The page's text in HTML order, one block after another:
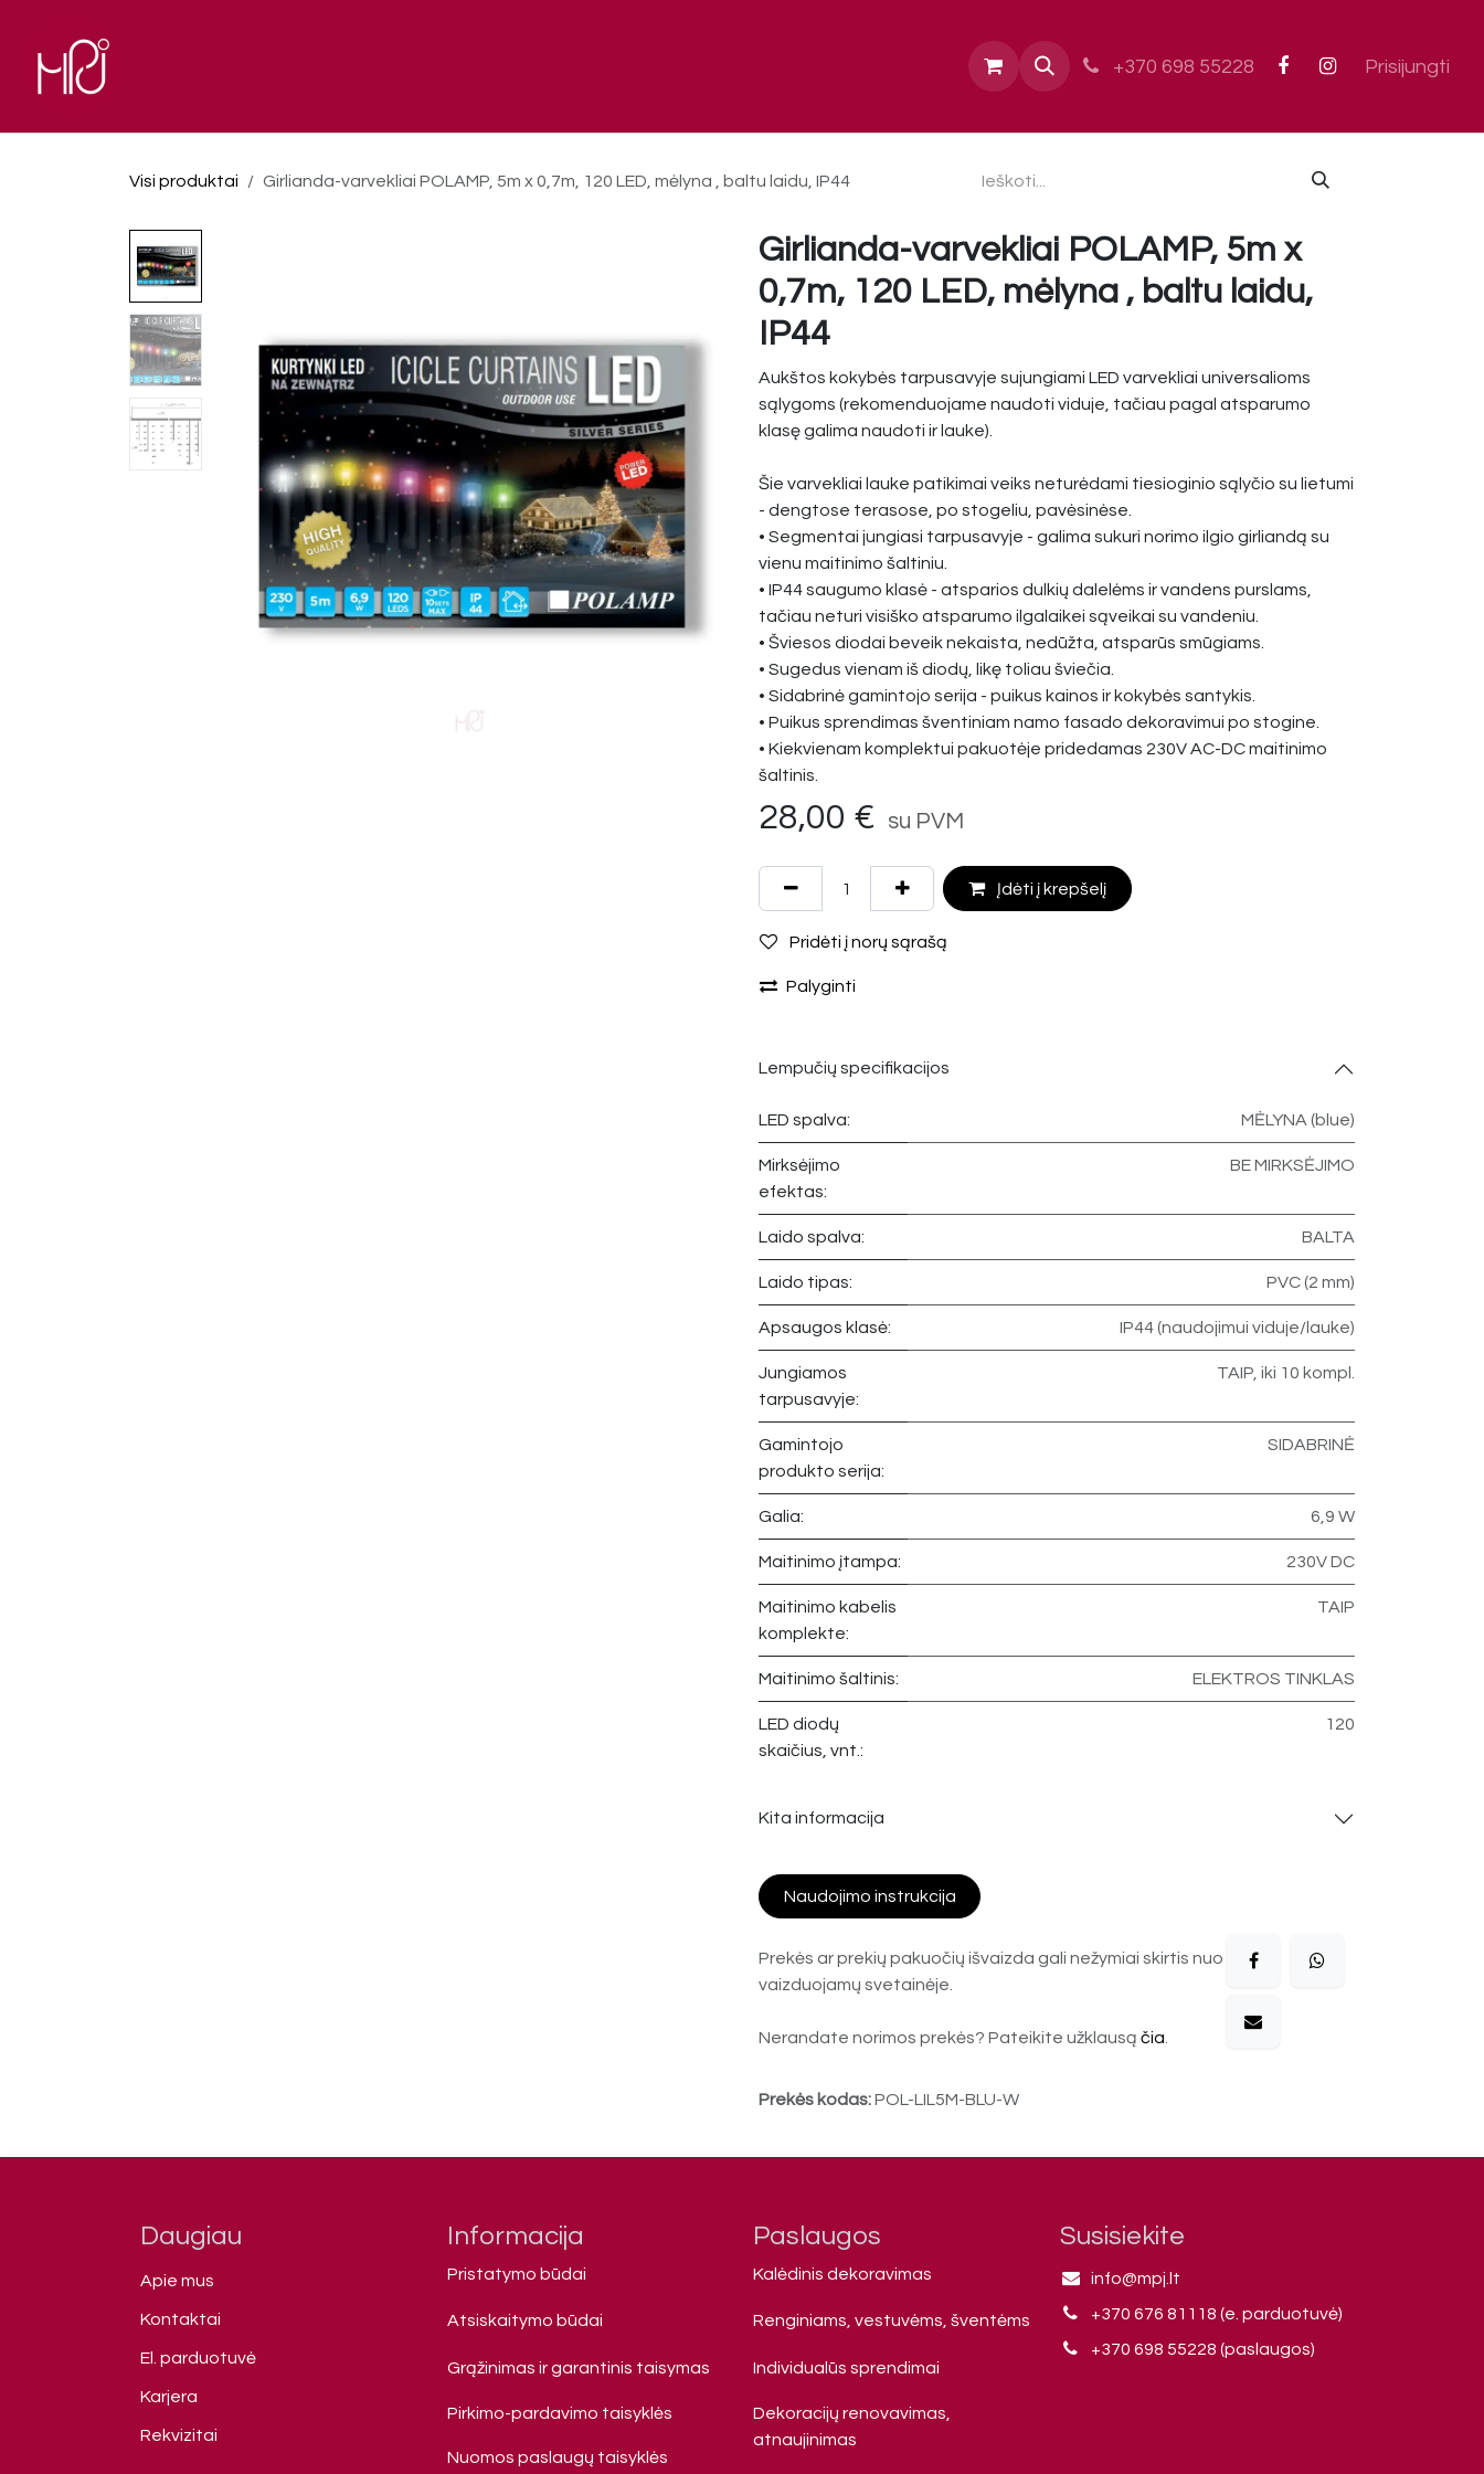
Kontaktai +370 698 55228 Prisijungti
Visi produktai Girlianda-varvekliai POLAMP, 5m x 0,7m, 120 LED, mėlyna , baltu laidu, IP44
Girlianda-varvekliai POLAMP, 5m x
0,7m, 120 LED, mėlyna , baltu laidu,
IP44
Aukštos kokybės tarpusavyje sujungiami LED varvekliai universalioms
sąlygoms (rekomenduojame naudoti viduje, tačiau pagal atsparumo
klasę galima naudoti ir lauke).
Šie varvekliai lauke patikimai veiks neturėdami tiesioginio sąlyčio su lietumi
- dengtose terasose, po stogeliu, pavėsinėse.
• Segmentai jungiasi tarpusavyje - galima sukuri norimo ilgio girliandą su
vienu maitinimo šaltiniu.
• IP44 saugumo klasė - atsparios dulkių dalelėms ir vandens purslams,
tačiau neturi visiško atsparumo ilgalaikei sąveikai su vandeniu.
• Šviesos diodai beveik nekaista, nedūžta, atsparūs smūgiams.
• Sugedus vienam iš diodų, likę toliau šviečia.
• Sidabrinė gamintojo serija - puikus kainos ir kokybės santykis.
• Puikus sprendimas šventiniam namo fasado dekoravimui po stogine.
• Kiekvienam komplektui pakuotėje pridedamas 230V AC-DC maitinimo
šaltinis.
28,00 € su PVM
Įdėti į krepšelį
Pridėti į norų sąrašą
Palyginti
Lempučių specifikacijos
LED spalva: MĖLYNA (blue)
Mirksėjimo
efektas:
BE MIRKSĖJIMO
Laido spalva: BALTA
Laido tipas: PVC (2 mm)
Apsaugos klasė: IP44 (naudojimui viduje/lauke)
Jungiamos
tarpusavyje:
TAIP, iki 10 kompl.
Gamintojo
produkto serija:
SIDABRINĖ
Galia: 6,9 W
Maitinimo įtampa: 230V DC
Maitinimo kabelis
komplekte:
TAIP
Maitinimo šaltinis: ELEKTROS TINKLAS
LED diodų
skaičius, vnt.:
120
Kita informacija
Naudojimo instrukcija
Prekės ar prekių pakuočių išvaizda gali nežymiai skirtis nuo
vaizduojamų svetainėje.
Nerandate norimos prekės? Pateikite užklausą čia
Prekės kodas:POL-LIL5M-BLU-W
Daugiau
Apie mus
Kontaktai
El. parduotuvė
Karjera
Rekvizitai
Informacija
Pristatymo būdai
Atsiskaitymo būdai
Grąžinimas ir garantinis taisymas
Pirkimo-pardavimo taisyklės
Nuomos paslaugų taisyklės
Paslaugos
Kalėdinis dekoravimas
Renginiams, vestuvėms, šventėms
Individualūs sprendimai
Dekoracijų renovavimas,
atnaujinimas
Susisiekite
info@mpj.lt
+370 676 81118 (e. parduotuvė)
+370 698 55228 (paslaugos)